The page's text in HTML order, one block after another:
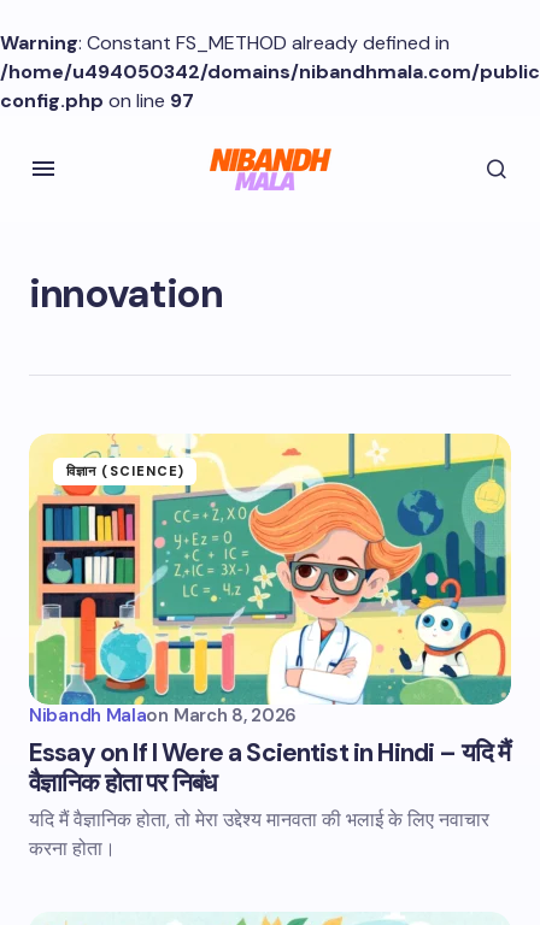
Warning: Constant FS_METHOD already defined in
/home/u494050342/domains/nibandhmala.com/
config.php on line 97
innovation
विज्ञान (SCIENCE)
Nibandh Malaon March 8, 2026
Essay on If I Were a Scientist in Hindi – यदि मैं
वैज्ञानिक होता पर निबंध
यदि मैं वैज्ञानिक होता, तो मेरा उद्देश्य मानवता की भलाई के लिए नवाचार
करना होता।